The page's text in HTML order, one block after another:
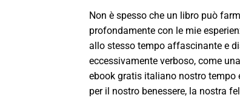
Non è spesso che un libro può
profondamente con le mie
allo stesso tempo affascinante e
eccessivamente verboso, come
ebook gratis italiano nostro tempo
per il nostro benessere, la nostra